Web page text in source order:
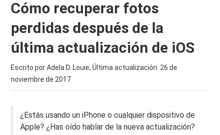
Cómo recuperar fotos
perdidas después de la
última actualización de iOS
Escrito por Adela D. Louie, Última actualización: 26 de
noviembre de 2017
¿Estás usando un iPhone o cualquier dispositivo de
Apple? ¿Has oído hablar de la nueva actualización?